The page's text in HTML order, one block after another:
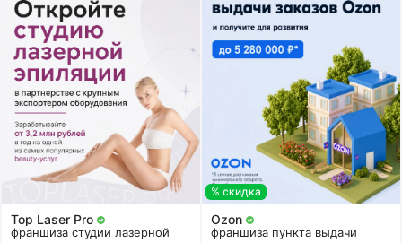
Top Laser Pro
франшиза студии лазерной
% скидка
Ozon
франшиза пункта выдачи